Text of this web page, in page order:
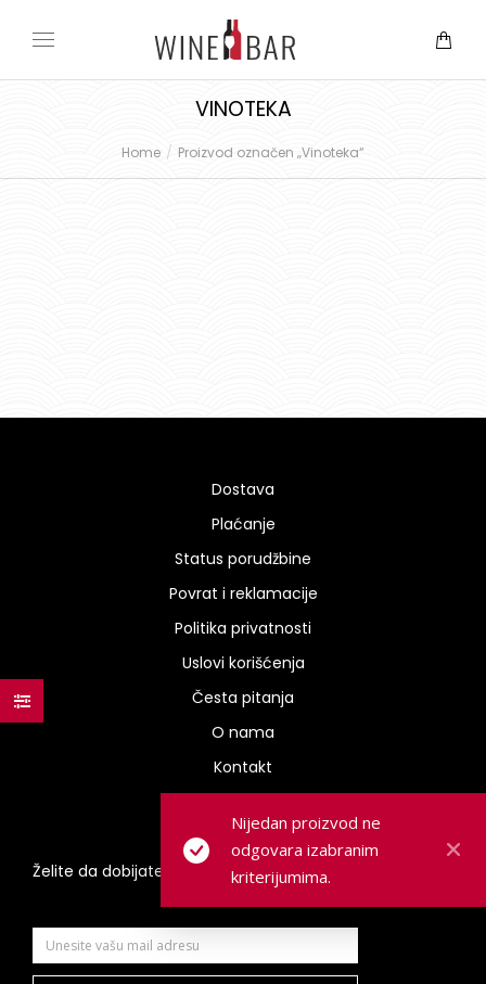
VINOTEKA
You are here:Home Proizvod označen „Vinoteka“
Nijedan proizvod ne
odgovara izabranim
kriterijumima.
Dostava
Plaćanje
Status porudžbine
Povrat i reklamacije
Politika privatnosti
Uslovi korišćenja
Česta pitanja
O nama
Kontakt
Želite da dobijate obaveštenja na mail?